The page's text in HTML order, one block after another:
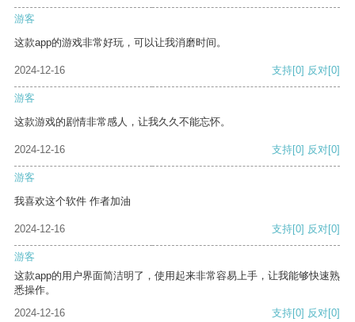
游客
这款app的游戏非常好玩，可以让我消磨时间。
2024-12-16 支持[0] 反对[0]
游客
这款游戏的剧情非常感人，让我久久不能忘怀。
2024-12-16 支持[0] 反对[0]
游客
我喜欢这个软件 作者加油
2024-12-16 支持[0] 反对[0]
游客
这款app的用户界面简洁明了，使用起来非常容易上手，让我能够快速熟
悉操作。
2024-12-16
支持[0] 反对[0]